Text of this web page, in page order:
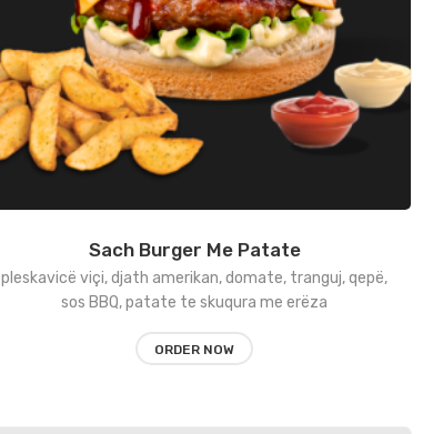
Sach Burger Me Patate
pleskavicë viçi, djath amerikan, domate, tranguj, qepë,
sos BBQ, patate te skuqura me erëza
ORDER NOW